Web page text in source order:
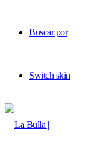
Buscar por
Switch skin